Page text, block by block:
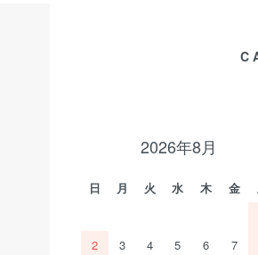
2026年8月
日 月 火 水 木 金
2
3 4 5 6 7